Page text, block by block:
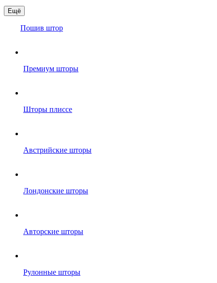
Ещё
Пошив штор
Премиум шторы
Шторы плиссе
Австрийские шторы
Лондонские шторы
Авторские шторы
Рулонные шторы